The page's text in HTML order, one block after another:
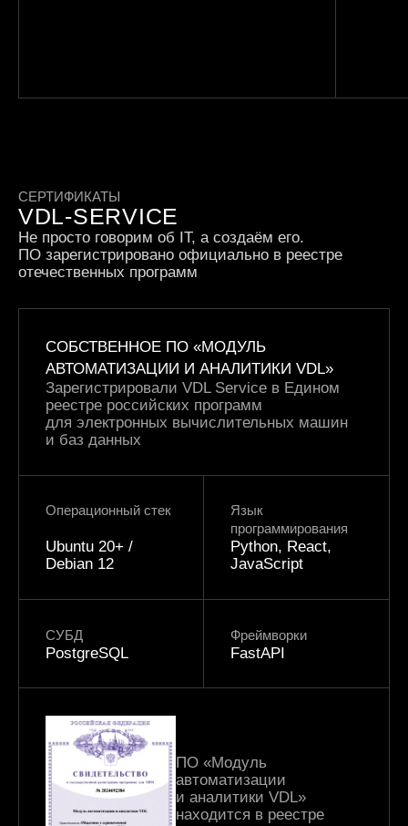
СЕРТИФИКАТЫ
VDL-SERVICE
Не просто говорим об IT, а создаём его.
ПО зарегистрировано официально в реестре
отечественных программ
СОБСТВЕННОЕ ПО «МОДУЛЬ
АВТОМАТИЗАЦИИ И АНАЛИТИКИ VDL»
Зарегистрировали VDL Service в Едином
реестре российских программ
для электронных вычислительных машин
и баз данных
Операционный стек
Ubuntu 20+ /
Debian 12
Язык
программирования
Python, React,
JavaScript
СУБД
PostgreSQL
Фреймворки
FastAPI
ПО «Модуль
автоматизации
и аналитики VDL»
находится в реестре